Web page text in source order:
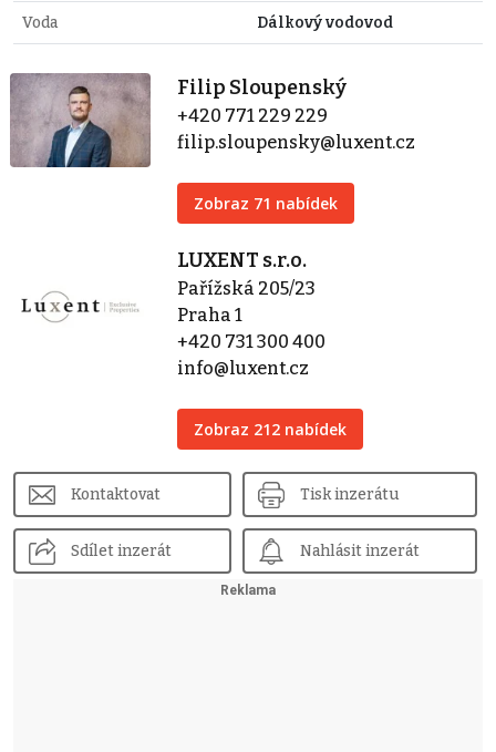
Voda Dálkový vodovod
Filip Sloupenský
+420 771 229 229
filip.sloupensky@luxent.cz
Zobraz 71 nabídek
LUXENT s.r.o.
Pařížská 205/23
Praha 1
+420 731 300 400
info@luxent.cz
Zobraz 212 nabídek
Kontaktovat Tisk inzerátu
Sdílet inzerát Nahlásit inzerát